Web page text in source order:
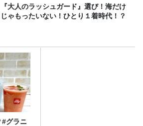
『大人のラッシュガード』選び！海だけ
じゃもったいない！ひとり１着時代！？
#グラニ